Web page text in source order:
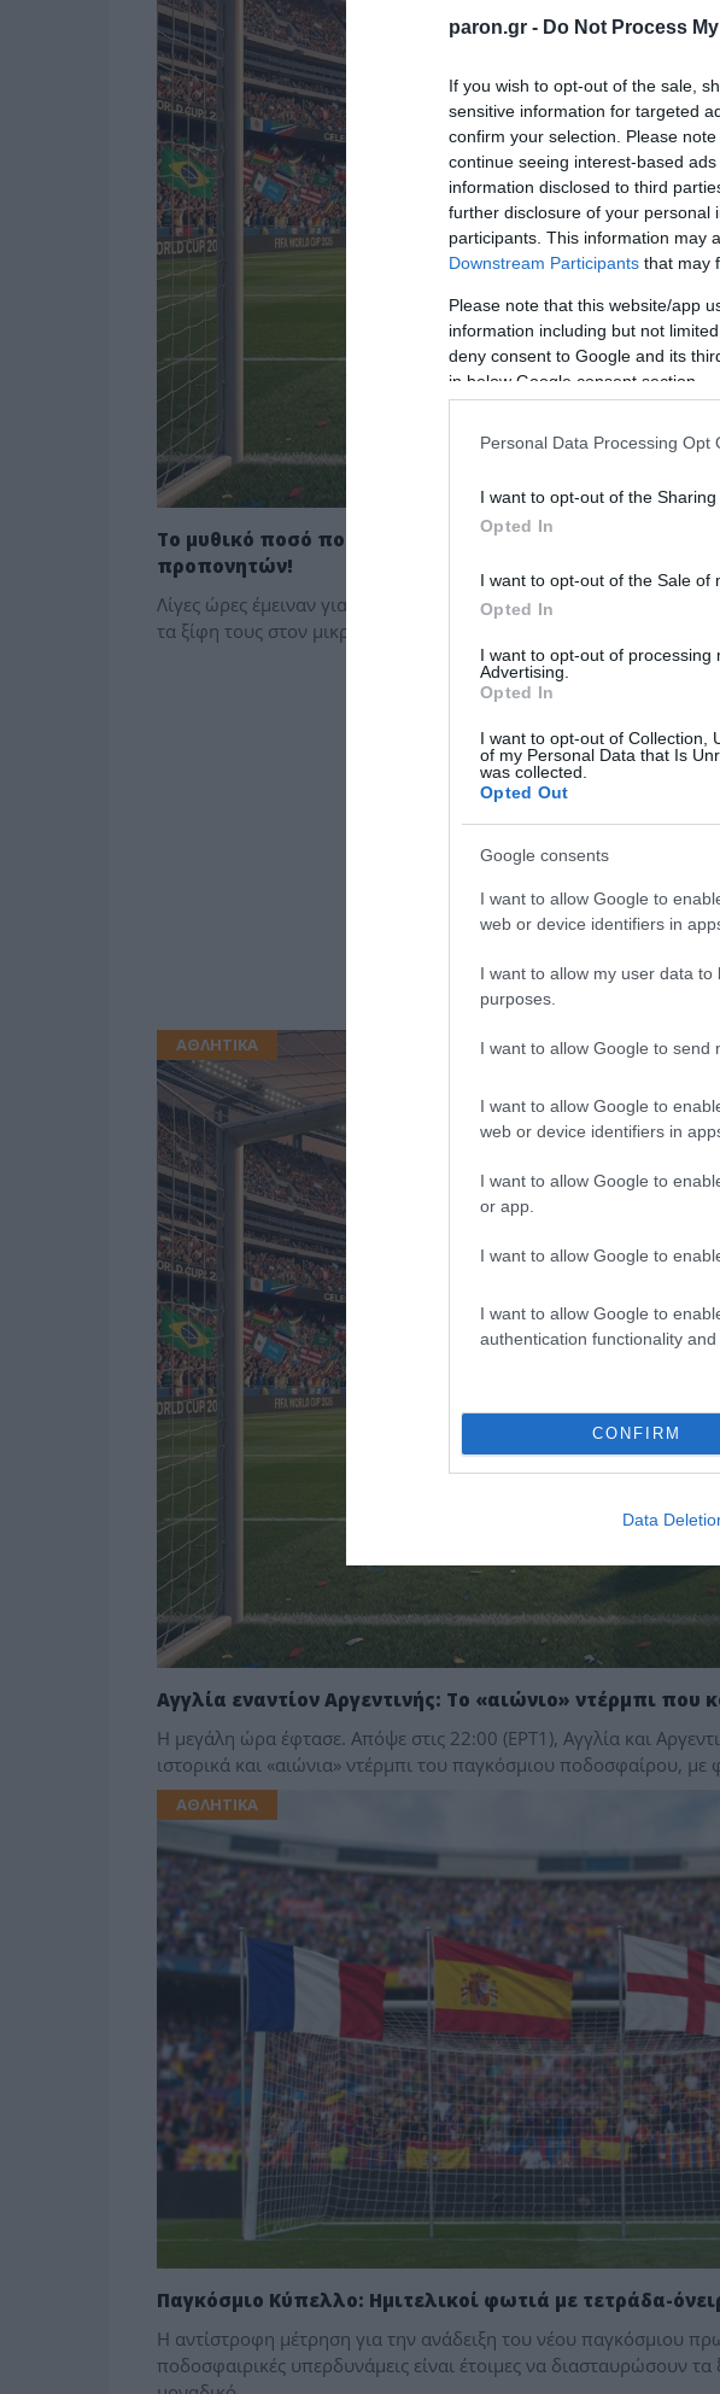
paron.gr - Do Not Process
If you wish to opt-out of the sale,
sensitive information for targeted
confirm your selection. Please
continue seeing interest-based
information disclosed to third
further disclosure of your personal
participants. This information may
Downstream Participants that may
Please note that this website/app
information including but not
deny consent to Google and its
in below Google consent section.
Personal Data Processing Opt
I want to opt-out of the
Opted In
I want to opt-out of the Sale of
Opted In
I want to opt-out of processing
Advertising.
Opted In
I want to opt-out of Collection,
of my Personal Data that Is
was collected.
Opted Out
Google consents
I want to allow Google to
web or device identifiers in
I want to allow my user data
purposes.
I want to allow Google to send
I want to allow Google to
web or device identifiers in
I want to allow Google to
or app.
I want to allow Google to
I want to allow Google to
authentication functionality
CONFIRM
Data
Το μυθικό ποσό που παίζεται απόψε στο Αγγλία –
προπονητών!
Λίγες ώρες έμειναν για τη μεγάλη «μάχη» του Μαϊάμι, καθώς η
τα ξίφη τους στον μικρό τελικό του Μουντιάλ 2026. Πρόκειται…
ΑΘΛΗΤΙΚΑ
Αγγλία εναντίον Αργεντινής: Το «αιώνιο» ντέρμπι που
Η μεγάλη ώρα έφτασε. Απόψε στις 22:00 (ΕΡΤ1), Αγγλία και
ιστορικά και «αιώνια» ντέρμπι του παγκόσμιου ποδοσφαίρου, με
ΑΘΛΗΤΙΚΑ
Παγκόσμιο Κύπελλο: Ημιτελικοί φωτιά με τετράδα-
Η αντίστροφη μέτρηση για την ανάδειξη του νέου παγκόσμιου
ποδοσφαιρικές υπερδυνάμεις είναι έτοιμες να διασταυρώσουν τα